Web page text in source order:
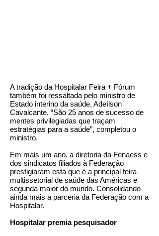
A tradição da Hospitalar Feira + Fórum
também foi ressaltada pelo ministro de
Estado interino da saúde, Adeílson
Cavalcante. “São 25 anos de sucesso de
mentes privilegiadas que traçam
estratégias para a saúde”, completou o
ministro.
Em mais um ano, a diretoria da Fenaess e
dos sindicatos filiados à Federação
prestigiaram esta que é a principal feira
multissetorial de saúde das Américas e
segunda maior do mundo. Consolidando
ainda mais a parceria da Federação com a
Hospitalar.
Hospitalar premia pesquisador